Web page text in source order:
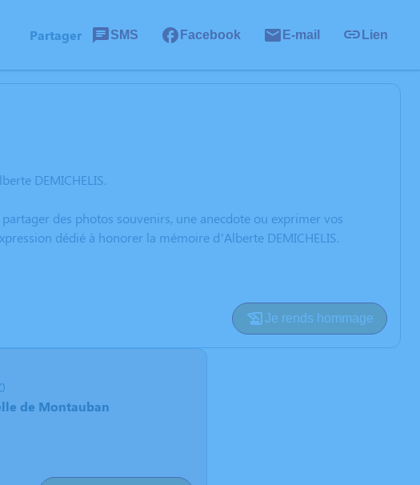
Partager SMS Facebook E-mail Lien
DEMICHELIS.
des photos souvenirs, une anecdote ou exprimer vos
dédié à honorer la mémoire d’Alberte DEMICHELIS.
Je rends hommage
de Montauban